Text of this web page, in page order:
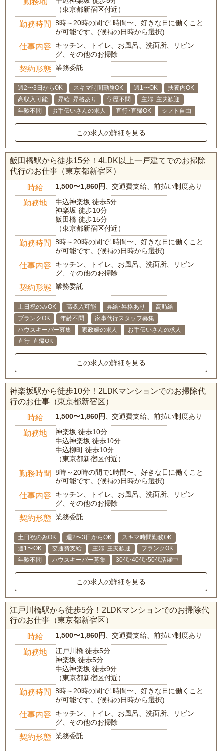
（東京都新宿区付近）
勤務時間
8時～20時の間で1時間〜、好きな日に働くこと
が可能です。(候補の日時から選択)
仕事内容
キッチン、トイレ、お風呂、洗面所、リビン
グ、その他のお掃除
契約形態 業務委託
週2〜3日からOK スキマ時間勤務OK 週1〜OK
扶養内OK
高収入可能
昇給･昇格あり 学歴不問
主婦･主夫歓迎
年齢不問
お手伝いさんの求人 直行･直帰OK シフト自由
この求人の詳細を見る
飯田橋駅から徒歩15分！4LDK以上一戸建てでのお掃除
代行のお仕事（東京都新宿区）
時給 1,500〜1,860円、交通費支給、前払い制度あり
勤務地
牛込神楽坂 徒歩5分
神楽坂 徒歩10分
飯田橋 徒歩15分
（東京都新宿区付近）
勤務時間
8時～20時の間で1時間〜、好きな日に働くこと
が可能です。(候補の日時から選択)
仕事内容
キッチン、トイレ、お風呂、洗面所、リビン
グ、その他のお掃除
契約形態 業務委託
土日祝のみOK 高収入可能 昇給･昇格あり
高時給
ブランクOK
年齢不問
家事代行スタッフ募集
ハウスキーパー募集
家政婦の求人
お手伝いさんの求人
直行･直帰OK
この求人の詳細を見る
神楽坂駅から徒歩10分！2LDKマンションでのお掃除代
行のお仕事（東京都新宿区）
時給 1,500〜1,860円、交通費支給、前払い制度あり
勤務地
神楽坂 徒歩10分
牛込神楽坂 徒歩10分
牛込柳町 徒歩10分
（東京都新宿区付近）
勤務時間
8時～20時の間で1時間〜、好きな日に働くこと
が可能です。(候補の日時から選択)
仕事内容
キッチン、トイレ、お風呂、洗面所、リビン
グ、その他のお掃除
契約形態 業務委託
土日祝のみOK 週2〜3日からOK
スキマ時間勤務OK
週1〜OK
交通費支給 主婦･主夫歓迎
ブランクOK
年齢不問
ハウスキーパー募集 30代･40代･50代活躍中
この求人の詳細を見る
江戸川橋駅から徒歩5分！2LDKマンションでのお掃除代
行のお仕事（東京都新宿区）
時給 1,500〜1,860円、交通費支給、前払い制度あり
勤務地
江戸川橋 徒歩5分
神楽坂 徒歩5分
牛込神楽坂 徒歩9分
（東京都新宿区付近）
勤務時間
8時～20時の間で1時間〜、好きな日に働くこと
が可能です。(候補の日時から選択)
仕事内容
キッチン、トイレ、お風呂、洗面所、リビン
グ、その他のお掃除
契約形態 業務委託